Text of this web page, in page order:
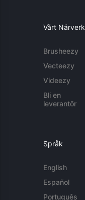
Vårt Närverk
Brusheezy
Vecteezy
Videezy
Bli en
leverantör
Språk
English
Español
Português